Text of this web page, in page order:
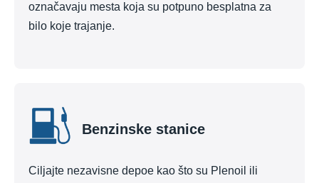
označavaju mesta koja su potpuno besplatna za
bilo koje trajanje.
Benzinske stanice
Ciljajte nezavisne depoe kao što su Plenoil ili